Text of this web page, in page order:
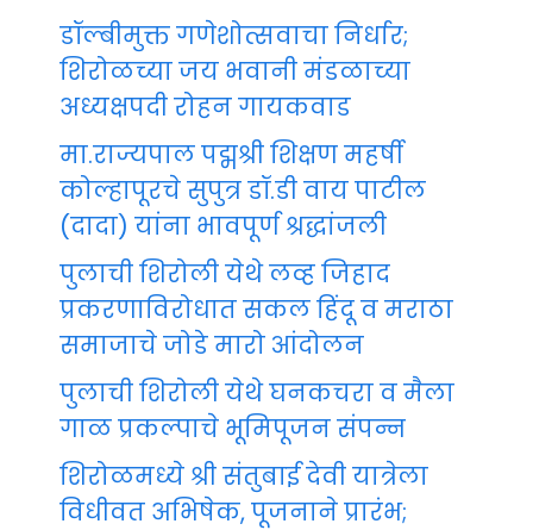
डॉल्बीमुक्त गणेशोत्सवाचा निर्धार;
शिरोळच्या जय भवानी मंडळाच्या
अध्यक्षपदी रोहन गायकवाड
मा.राज्यपाल पद्मश्री शिक्षण महर्षी
कोल्हापूरचे सुपुत्र डॉ.डी वाय पाटील
(दादा) यांना भावपूर्ण श्रद्धांजली
पुलाची शिरोली येथे लव्ह जिहाद
प्रकरणाविरोधात सकल हिंदू व मराठा
समाजाचे जोडे मारो आंदोलन
पुलाची शिरोली येथे घनकचरा व मैला
गाळ प्रकल्पाचे भूमिपूजन संपन्न
शिरोळमध्ये श्री संतुबाई देवी यात्रेला
विधीवत अभिषेक, पूजनाने प्रारंभ;